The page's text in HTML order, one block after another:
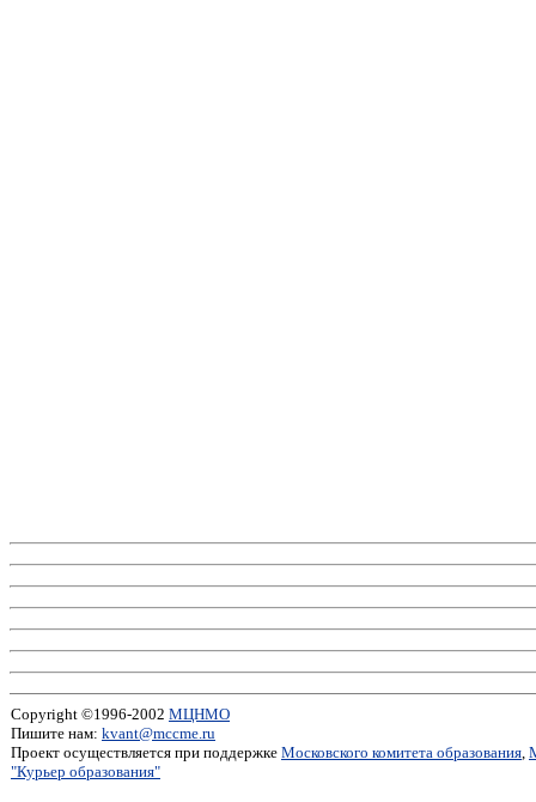
Copyright ©1996-2002 МЦНМО
Пишите нам: kvant@mccme.ru
Проект осуществляется при поддержке Московского комитета образования,
"Курьер образования"